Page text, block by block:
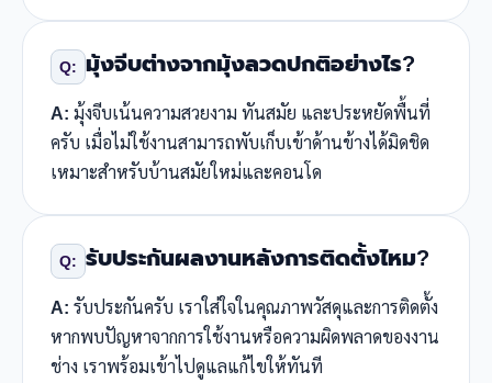
Q: มุ้งจีบต่างจากมุ้งลวดปกติอย่างไร?
A: มุ้งจีบเน้นความสวยงาม ทันสมัย และประหยัดพื้นที่
ครับ เมื่อไม่ใช้งานสามารถพับเก็บเข้าด้านข้างได้มิดชิด
เหมาะสำหรับบ้านสมัยใหม่และคอนโด
Q: รับประกันผลงานหลังการติดตั้งไหม?
A: รับประกันครับ เราใส่ใจในคุณภาพวัสดุและการติดตั้ง
หากพบปัญหาจากการใช้งานหรือความผิดพลาดของงาน
ช่าง เราพร้อมเข้าไปดูแลแก้ไขให้ทันที